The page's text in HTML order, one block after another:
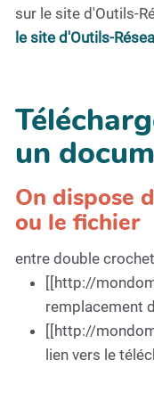
sur le site d'Outils-
le site d'Outils-
un
On dispose
ou le fichier
entre double
[[http://
remplacement
[[http://
lien vers le